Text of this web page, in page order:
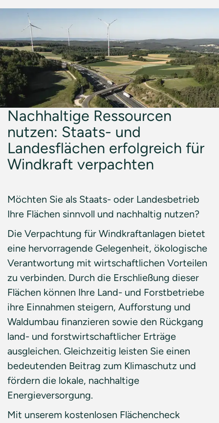
Nachhaltige Ressourcen
nutzen: Staats- und
Landesflächen erfolgreich für
Windkraft verpachten
Möchten Sie als Staats- oder Landesbetrieb
Ihre Flächen sinnvoll und nachhaltig nutzen?
Die Verpachtung für Windkraftanlagen bietet
eine hervorragende Gelegenheit, ökologische
Verantwortung mit wirtschaftlichen Vorteilen
zu verbinden. Durch die Erschließung dieser
Flächen können Ihre Land- und Forstbetriebe
ihre Einnahmen steigern, Aufforstung und
Waldumbau finanzieren sowie den Rückgang
land- und forstwirtschaftlicher Erträge
ausgleichen. Gleichzeitig leisten Sie einen
bedeutenden Beitrag zum Klimaschutz und
fördern die lokale, nachhaltige
Energieversorgung.
Mit unserem kostenlosen Flächencheck